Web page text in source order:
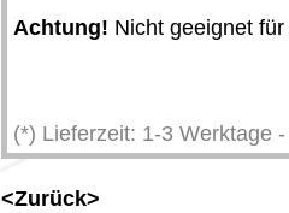
Achtung! Nicht geeignet
(*) Lieferzeit: 1-3 Werktage
<Zurück>